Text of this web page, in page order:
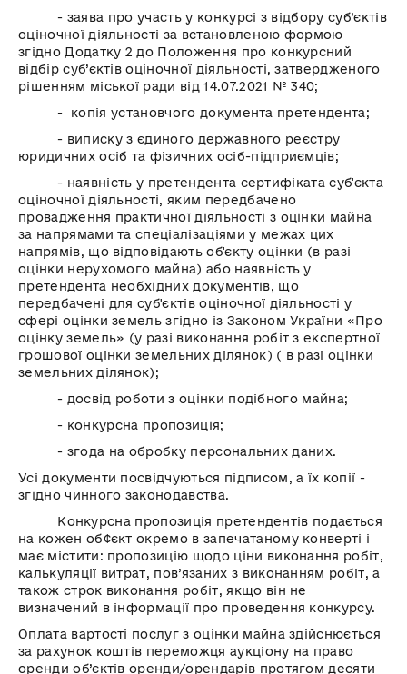
- заява про участь у конкурсі з відбору суб’єктів
оціночної діяльності за встановленою формою
згідно Додатку 2 до Положення про конкурсний
відбір суб’єктів оціночної діяльності, затвердженого
рішенням міської ради від 14.07.2021 № 340;
- копія установчого документа претендента;
- виписку з єдиного державного реєстру
юридичних осіб та фізичних осіб-підприємців;
- наявність у претендента сертифіката суб'єкта
оціночної діяльності, яким передбачено
провадження практичної діяльності з оцінки майна
за напрямами та спеціалізаціями у межах цих
напрямів, що відповідають об'єкту оцінки (в разі
оцінки нерухомого майна) або наявність у
претендента необхідних документів, що
передбачені для суб'єктів оціночної діяльності у
сфері оцінки земель згідно із Законом України «Про
оцінку земель» (у разі виконання робіт з експертної
грошової оцінки земельних ділянок) ( в разі оцінки
земельних ділянок);
- досвід роботи з оцінки подібного майна;
- конкурсна пропозиція;
- згода на обробку персональних даних.
Усі документи посвідчуються підписом, а їх копії -
згідно чинного законодавства.
Конкурсна пропозиція претендентів подається
на кожен об¢єкт окремо в запечатаному конверті і
має містити: пропозицію щодо ціни виконання робіт,
калькуляції витрат, пов’язаних з виконанням робіт, а
також строк виконання робіт, якщо він не
визначений в інформації про проведення конкурсу.
Оплата вартості послуг з оцінки майна здійснюється
за рахунок коштів переможця аукціону на право
оренди об’єктів оренди/орендарів протягом десяти